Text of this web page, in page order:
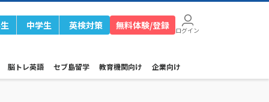
中学生 英検対策 無料体験/登録 ログイン
脳トレ英語 セブ島留学 教育機関向け 企業向け